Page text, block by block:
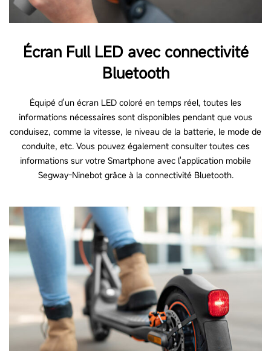
Écran Full LED avec connectivité
Bluetooth
Équipé d'un écran LED coloré en temps réel, toutes les
informations nécessaires sont disponibles pendant que vous
conduisez, comme la vitesse, le niveau de la batterie, le mode de
conduite, etc. Vous pouvez également consulter toutes ces
informations sur votre Smartphone avec l'application mobile
Segway-Ninebot grâce à la connectivité Bluetooth.